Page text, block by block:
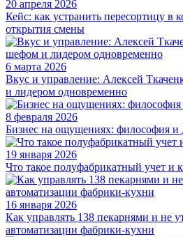
20 апреля 2026
Кейс: как устранить пересортицу в
открытия смены
6 марта 2026
Вкус и управление: Алексей
и лидером одновременно
8 февраля 2026
Бизнес на ощущениях: философия
19 января 2026
Что такое полуфабрикатный учет и
16 января 2026
Как управлять 138 пекарнями и не
автоматизации фабрики-кухни